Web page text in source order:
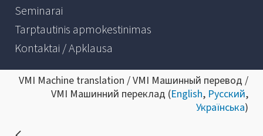
Seminarai
Tarptautinis apmokestinimas
Kontaktai / Apklausa
VMI Machine translation / VMI Машинный перевод /
VMI Машинний переклад (English, Русский,
Українська)